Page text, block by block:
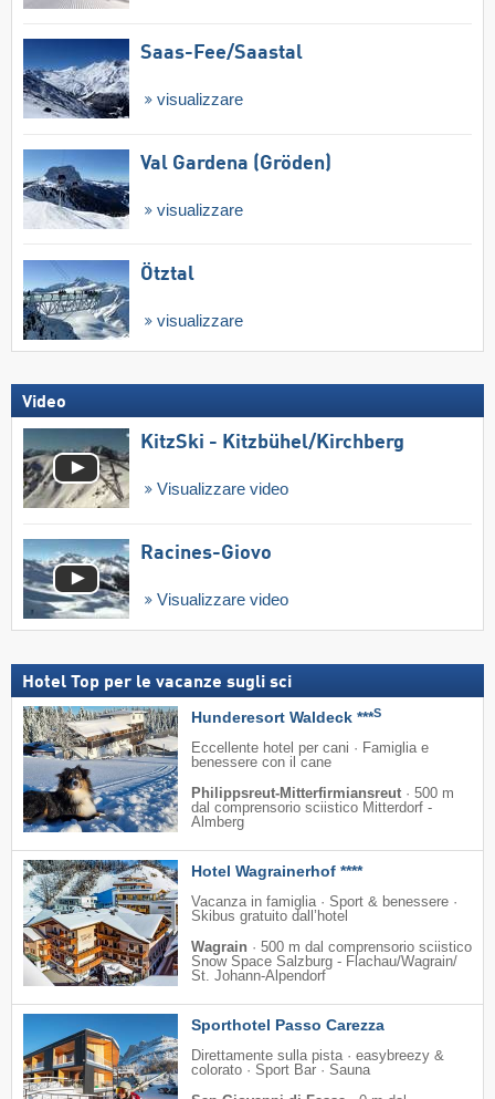
Saas-Fee/​Saastal
visualizzare
Val Gardena (Gröden)
visualizzare
Ötztal
visualizzare
Video
KitzSki - Kitzbühel/​Kirchberg
Visualizzare video
Racines-Giovo
Visualizzare video
Hotel Top per le vacanze sugli sci
Hunderesort Waldeck ***S
Eccellente hotel per cani · Famiglia e
benessere con il cane
Philippsreut-Mitterfirmiansreut · 500 m
dal comprensorio sciistico Mitterdorf -
Almberg
Hotel Wagrainerhof ****
Vacanza in famiglia · Sport & benessere ·
Skibus gratuito dall’hotel
Wagrain · 500 m dal comprensorio sciistico
Snow Space Salzburg - Flachau/​Wagrain/​
St. Johann-Alpendorf
Sporthotel Passo Carezza
Direttamente sulla pista · easybreezy &
colorato · Sport Bar · Sauna